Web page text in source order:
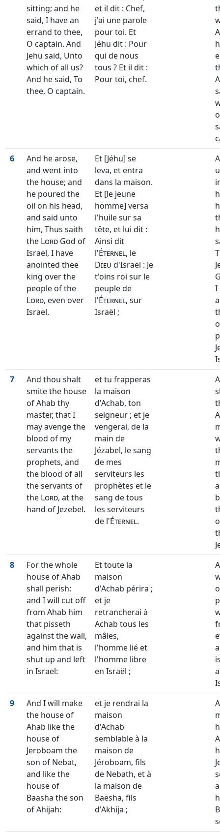
sitting; and he
said, I have an
errand to thee,
O captain. And
Jehu said, Unto
which of all us?
And he said, To
thee, O captain.
et il dit : Chef,
j'ai une parole
pour toi. Et
Jéhu dit : Pour
qui de nous
tous ? Et il dit :
Pour toi, chef.
6
And he arose,
and went into
the house; and
he poured the
oil on his head,
and said unto
him, Thus saith
the Lord God of
Israel, I have
anointed thee
king over the
people of the
Lord, even over
Israel.
Et [Jéhu] se
leva, et entra
dans la maison.
Et [le jeune
homme] versa
l'huile sur sa
tête, et lui dit :
Ainsi dit
l'Éternel, le
Dieu d'Israël : Je
t'oins roi sur le
peuple de
l'Éternel, sur
Israël ;
I
7
And thou shalt
smite the house
of Ahab thy
master, that I
may avenge the
blood of my
servants the
prophets, and
the blood of all
the servants of
the Lord, at the
hand of Jezebel.
et tu frapperas
la maison
d'Achab, ton
seigneur ; et je
vengerai, de la
main de
Jézabel, le sang
de mes
serviteurs les
prophètes et le
sang de tous
les serviteurs
de l'Éternel.
8
For the whole
house of Ahab
shall perish:
and I will cut off
from Ahab him
that pisseth
against the wall,
and him that is
shut up and left
in Israel:
Et toute la
maison
d'Achab périra ;
et je
retrancherai à
Achab tous les
mâles,
l'homme lié et
l'homme libre
en Israël ;
9
And I will make
the house of
Ahab like the
house of
Jeroboam the
son of Nebat,
and like the
house of
Baasha the son
of Ahijah:
et je rendrai la
maison
d'Achab
semblable à la
maison de
Jéroboam, fils
de Nebath, et à
la maison de
Baësha, fils
d'Akhija ;